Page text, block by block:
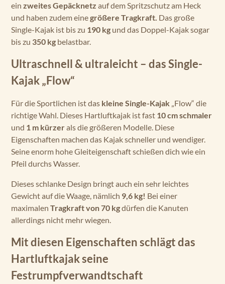
ein zweites Gepäcknetz auf dem Spritzschutz am Heck
und haben zudem einegrößere Tragkraft. Das große
Single-Kajak ist bis zu 190 kg und das Doppel-Kajak sogar
bis zu 350 kg belastbar.
Ultraschnell & ultraleicht – das Single-
Kajak „Flow“
Für die Sportlichen ist das kleine Single-Kajak „Flow“ die
richtige Wahl. Dieses Hartluftkajak ist fast 10 cm schmaler
und 1 m kürzerals die größeren Modelle. Diese
Eigenschaften machen das Kajak schneller und wendiger.
Seine enorm hohe Gleiteigenschaft schießen dich wie ein
Pfeil durchs Wasser.
Dieses schlanke Design bringt auch ein sehr leichtes
Gewicht auf die Waage, nämlich 9,6 kg! Bei einer
maximalen Tragkraft von 70 kgdürfen die Kanuten
allerdings nicht mehr wiegen.
Mit diesen Eigenschaften schlägt das
Hartluftkajak seine
Festrumpfverwandtschaft